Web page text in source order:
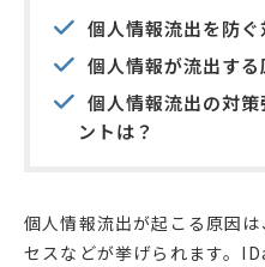
個人情報流出を防ぐ
個人情報が流出する
個人情報流出の対
ントは？
個人情報流出が起こる原因
セスなどが挙げられます。